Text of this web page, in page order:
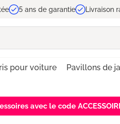
5 ans de garantie Livraison
pour voiture Pavillons de
avec le code